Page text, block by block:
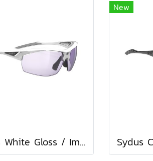
Sydus White Gloss / ImpactX Photochromic 2 Laser Purple
New